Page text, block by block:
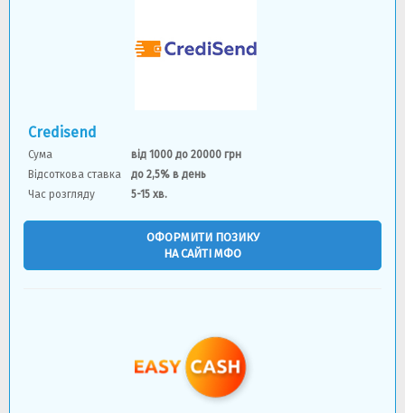
Credisend
Сума
від 1000 до 20000 грн
Відсоткова ставка
до 2,5% в день
Час розгляду
5-15 хв.
ОФОРМИТИ ПОЗИКУ
НА САЙТІ МФО